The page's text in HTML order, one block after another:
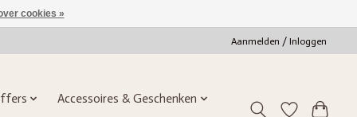
Aanmelden / Inloggen
Accessoires & Geschenken
cookies »